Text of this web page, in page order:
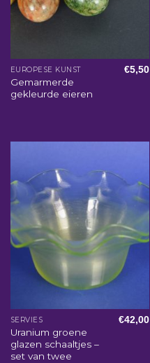
EUROPESE KUNST
Gemarmerde
gekleurde eieren
€5,50
SERVIES
Uranium groene
glazen schaaltjes –
set van twee
€42,00